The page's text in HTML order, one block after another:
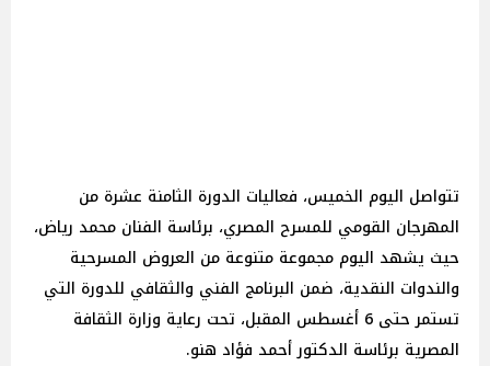
تتواصل اليوم الخميس، فعاليات الدورة الثامنة عشرة من
المهرجان القومي للمسرح المصري، برئاسة الفنان محمد رياض،
حيث يشهد اليوم مجموعة متنوعة من العروض المسرحية
والندوات النقدية، ضمن البرنامج الفني والثقافي للدورة التي
تستمر حتى 6 أغسطس المقبل، تحت رعاية وزارة الثقافة
المصرية برئاسة الدكتور أحمد فؤاد هنو.